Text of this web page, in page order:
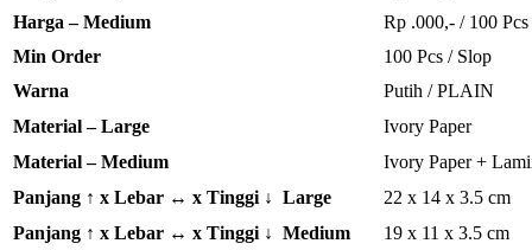
Harga – Medium
Rp .000,- / 100 Pcs
Min Order
100 Pcs / Slop
Warna
Putih / PLAIN
Material – Large
Ivory Paper
Material – Medium
Ivory Paper +
Panjang ↑ x Lebar ↔ x Tinggi ↓ Large
22 x 14 x 3.5 cm
Panjang ↑ x Lebar ↔ x Tinggi ↓ Medium
19 x 11 x 3.5 cm